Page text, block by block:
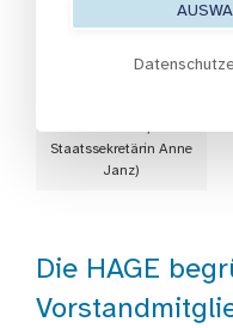
Antje Köster-Schmidt
Staatssekretärin Anne
Janz)
Die HAGE